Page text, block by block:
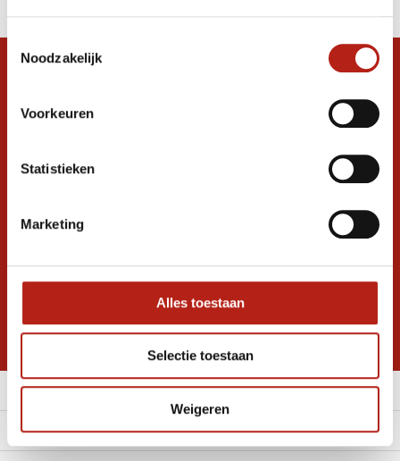
Toestemmingsselectie
Noodzakelijk
Voorkeuren
Statistieken
Marketing
Alles toestaan
Selectie toestaan
Weigeren
Stel je vraag in de chat, en we helpen je
graag verder. 24/7
Volg ons
promoties
* Lees hier de wettelijke beperkingen
Meer informatie
Klantenservice